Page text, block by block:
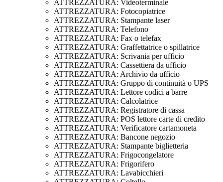
ATTREZZATURA: Videoterminale
ATTREZZATURA: Fotocopiatrice
ATTREZZATURA: Stampante laser
ATTREZZATURA: Telefono
ATTREZZATURA: Fax o telefax
ATTREZZATURA: Graffettatrice o spillatrice
ATTREZZATURA: Scrivania per ufficio
ATTREZZATURA: Cassettiera da ufficio
ATTREZZATURA: Archivio da ufficio
ATTREZZATURA: Gruppo di continuità o UPS
ATTREZZATURA: Lettore codici a barre
ATTREZZATURA: Calcolatrice
ATTREZZATURA: Registratore di cassa
ATTREZZATURA: POS lettore carte di credito
ATTREZZATURA: Verificatore cartamoneta
ATTREZZATURA: Bancone negozio
ATTREZZATURA: Stampante biglietteria
ATTREZZATURA: Frigocongelatore
ATTREZZATURA: Frigorifero
ATTREZZATURA: Lavabicchieri